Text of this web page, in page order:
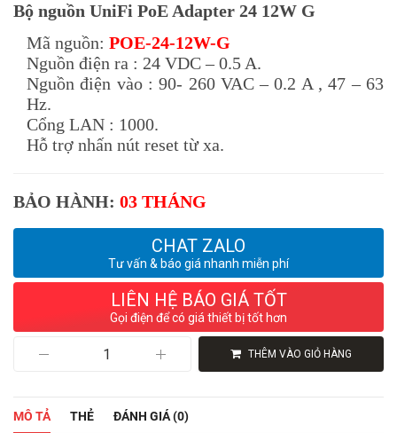
Bộ nguồn UniFi PoE Adapter 24 12W G
Mã nguồn: POE-24-12W-G
Nguồn điện ra : 24 VDC – 0.5 A.
Nguồn điện vào : 90- 260 VAC – 0.2 A , 47 – 63
Hz.
Cổng LAN : 1000.
Hỗ trợ nhấn nút reset từ xa.
BẢO HÀNH: 03 THÁNG
CHAT ZALO
Tư vấn & báo giá nhanh miễn phí
LIÊN HỆ BÁO GIÁ TỐT
Gọi điện để có giá thiết bị tốt hơn
Nguồn
Adapter
24
THÊM VÀO GIỎ HÀNG
MÔ TẢ THẺ ĐÁNH GIÁ (0)